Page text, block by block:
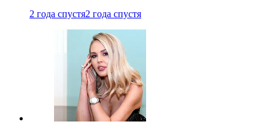
2 года спустя2 года спустя